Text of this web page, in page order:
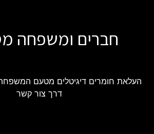
חברים ומשפחה
העלאת חומרים דיגיטלים מטעם
דרך צור קשר